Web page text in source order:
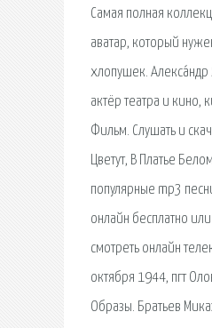
Самая полная
аватар, который
хлопушек. Алекса́ндр
актёр театра и кино,
Фильм. Слушать и
Цветут, В Платье
популярные mp3
онлайн бесплатно
смотреть онлайн
октября 1944, пгт
Образы. Братьев